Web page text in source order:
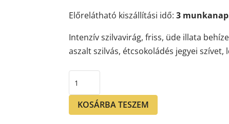
Előrelátható kiszállítási idő:3
Intenzív szilvavirág, friss, üde illata
aszalt szilvás, étcsokoládés jegyei
Szilva
60%
KOSÁRBA TESZEM